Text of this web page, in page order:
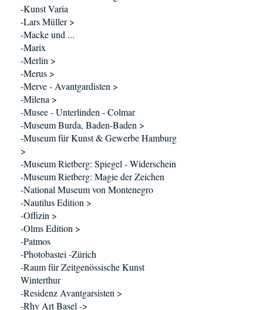
-Kunst Varia
-Lars Müller >
-Macke und ...
-Marix
-Merlin >
-Merus >
-Merve - Avantgardisten >
-Milena >
-Musee - Unterlinden - Colmar
-Museum Burda, Baden-Baden >
-Museum für Kunst & Gewerbe Hamburg
>
-Museum Rietberg: Spiegel - Widerschein
-Museum Rietberg: Magie der Zeichen
-National Museum von Montenegro
-Nautilus Edition >
-Offizin >
-Olms Edition >
-Patmos
-Photobastei -Zürich
-Raum für Zeitgenössische Kunst
Winterthur
-Residenz Avantgarsisten >
-Rhy Art Basel ->